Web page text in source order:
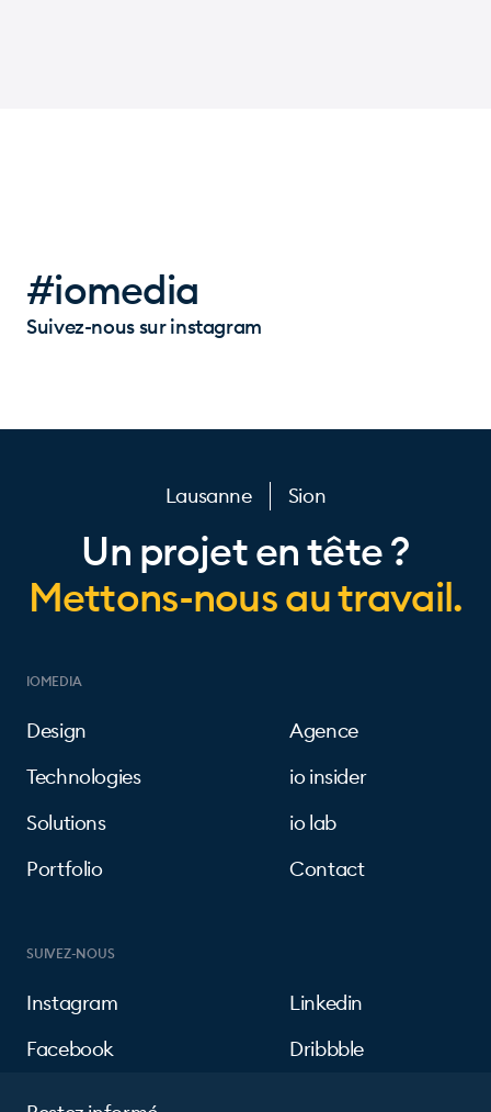
#iomedia
Suivez-nous sur instagram
Lausanne Sion
Un projet en tête ?
Mettons-nous au travail.
IOMEDIA
Design
Technologies
Solutions
Portfolio
Agence
io insider
io lab
Contact
SUIVEZ-NOUS
Instagram
Facebook
Linkedin
Dribbble